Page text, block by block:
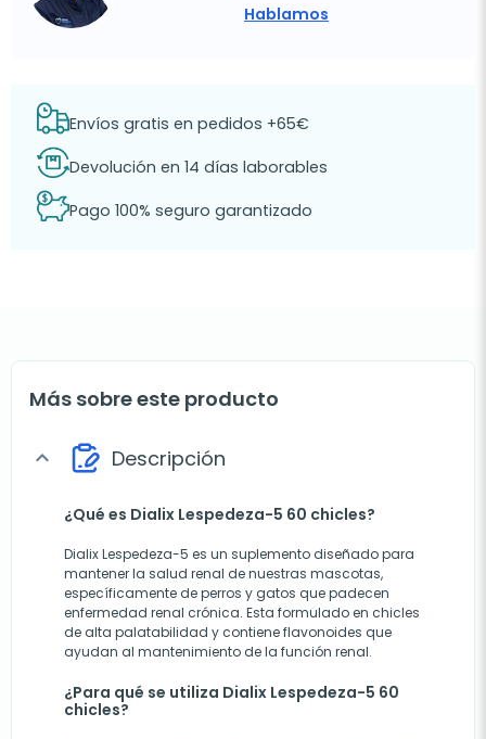
Hablamos
Envíos gratis en pedidos +65€
Devolución en 14 días laborables
Pago 100% seguro garantizado
Más sobre este producto
expand_more Descripción
¿Qué es Dialix Lespedeza-5 60 chicles?
Dialix Lespedeza-5 es un suplemento diseñado para
mantener la salud renal de nuestras mascotas,
específicamente de perros y gatos que padecen
enfermedad renal crónica. Esta formulado en chicles
de alta palatabilidad y contiene flavonoides que
ayudan al mantenimiento de la función renal.
¿Para qué se utiliza Dialix Lespedeza-5 60
chicles?